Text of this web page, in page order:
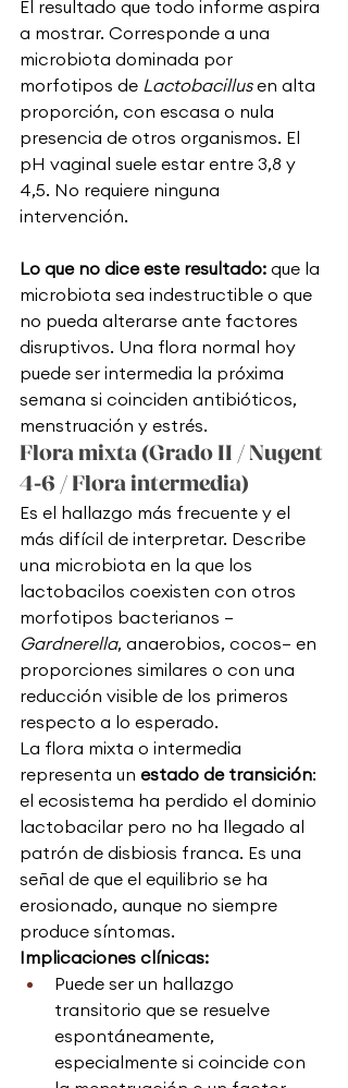
El resultado que todo informe aspira
a mostrar. Corresponde a una
microbiota dominada por
morfotipos de Lactobacillus en alta
proporción, con escasa o nula
presencia de otros organismos. El
pH vaginal suele estar entre 3,8 y
4,5. No requiere ninguna
intervención.
Lo que no dice este resultado: que la
microbiota sea indestructible o que
no pueda alterarse ante factores
disruptivos. Una flora normal hoy
puede ser intermedia la próxima
semana si coinciden antibióticos,
menstruación y estrés.
Flora mixta (Grado II / Nugent
4-6 / Flora intermedia)
Es el hallazgo más frecuente y el
más difícil de interpretar. Describe
una microbiota en la que los
lactobacilos coexisten con otros
morfotipos bacterianos —
Gardnerella, anaerobios, cocos— en
proporciones similares o con una
reducción visible de los primeros
respecto a lo esperado.
La flora mixta o intermedia
representa un estado de transición:
el ecosistema ha perdido el dominio
lactobacilar pero no ha llegado al
patrón de disbiosis franca. Es una
señal de que el equilibrio se ha
erosionado, aunque no siempre
produce síntomas.
Implicaciones clínicas:
Puede ser un hallazgo
transitorio que se resuelve
espontáneamente,
especialmente si coincide con